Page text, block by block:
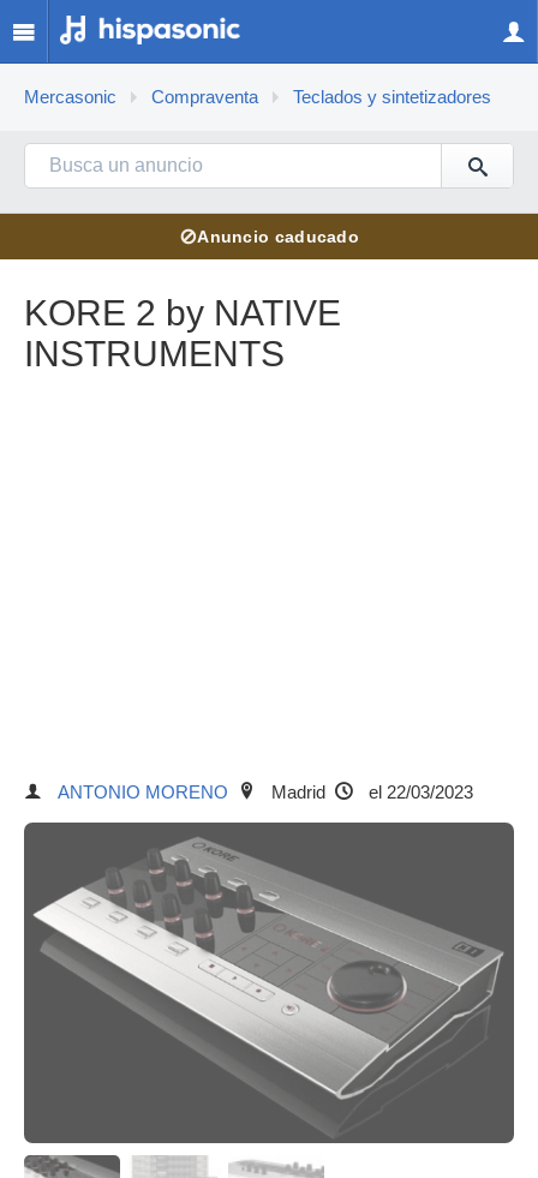
Mercasonic Compraventa Teclados y sintetizadores
⊘Anuncio caducado
KORE 2 by NATIVE
INSTRUMENTS
ANTONIO MORENO Madrid el 22/03/2023